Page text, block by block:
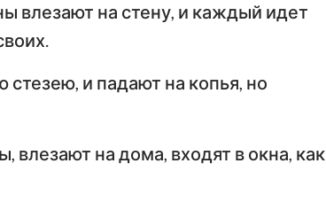
к Титу
Филимону
Первое послание
Второе послание
влезают на стену, и каждый идет
и падают на копья, но
влезают на дома, входят в окна, как